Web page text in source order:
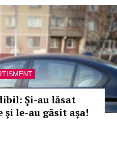
Şi-au lăsat
le-au găsit aşa!